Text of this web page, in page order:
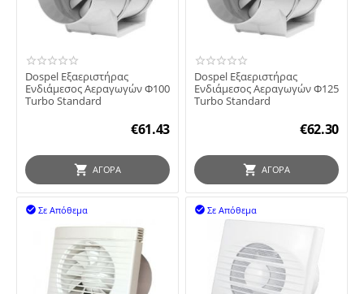
Dospel Εξαεριστήρας
Ενδιάμεσος Αεραγωγών Φ100
Turbo Standard
€61.43
ΑΓΟΡΆ
Dospel Εξαεριστήρας
Ενδιάμεσος Αεραγωγών Φ125
Turbo Standard
€62.30
ΑΓΟΡΆ
Σε Απόθεμα
 Σε Απόθεμα
